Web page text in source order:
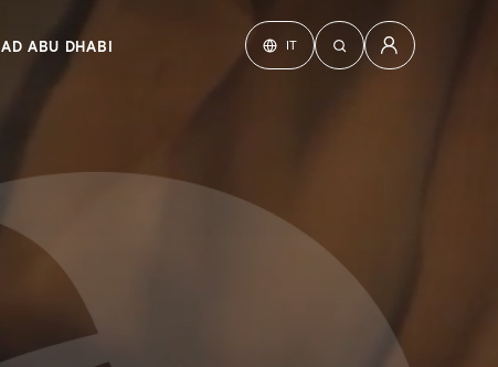
ABU DHABI IT